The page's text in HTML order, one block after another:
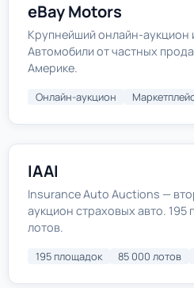
eBay Motors
Крупнейший онлайн-аукцион
Автомобили от частных
Америке.
Онлайн-аукцион
IAAI
Insurance Auto Auctions —
аукцион страховых авто.
лотов.
195 площадок 85 000 лотов